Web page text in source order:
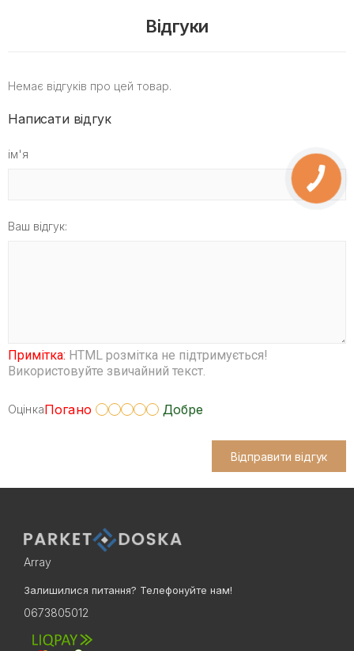
Відгуки
Немає відгуків про цей товар.
Написати відгук
ім'я
Ваш відгук:
Примітка: HTML розмітка не підтримується!
Використовуйте звичайний текст.
ОцінкаПогано Добре
Відправити відгук
Array
Залишилися питання? Телефонуйте нам!
0673805012